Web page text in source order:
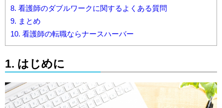
8. 看護師のダブルワークに関するよくある質問
9. まとめ
10. 看護師の転職ならナースハーバー
1. はじめに